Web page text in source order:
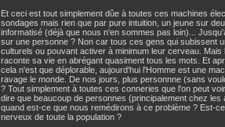
Et ceci est tout simplement dûe à toutes ces machines
sondages mais rien que par pure intuition, un jeune sur
informatisé (déjà que nous n'en sommes pas loin)...
sur une personne ? Non car tous ces gens qui subissent
culturels ou pouvant activer à minimum leur cerveau.
raconte sa vie en abrégant quasiment tous les mots. Et
cela n'est que déplorable, aujourd'hui l'Homme est une
ravage le monde. De nos jours, plus personnne (sans
? Tout simplement à toutes ces conneries que l'on peut
dire que beaucoup de personnes (principalement chez
quand est-ce que nous remédirons à ce problème ? Est-
nerveux de toute la population ?